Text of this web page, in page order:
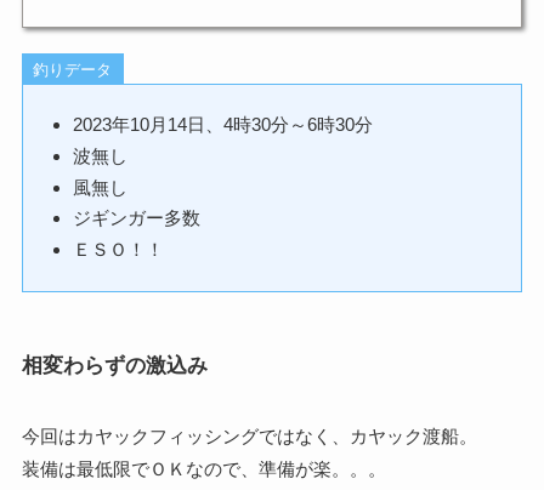
釣りデータ
2023年10月14日、4時30分～6時30分
波無し
風無し
ジギンガー多数
ＥＳＯ！！
相変わらずの激込み
今回はカヤックフィッシングではなく、カヤック渡船。
装備は最低限でＯＫなので、準備が楽。。。